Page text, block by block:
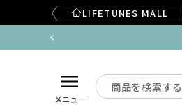
LIFETUNES MALL
メニュー